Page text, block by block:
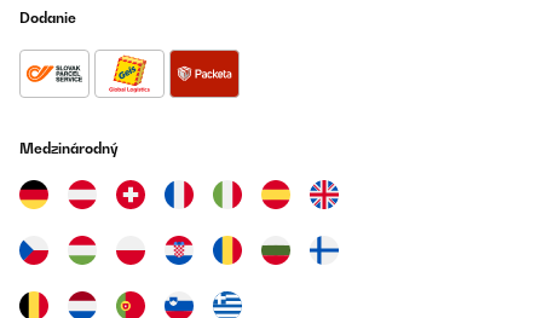
Dodanie
Medzinárodný